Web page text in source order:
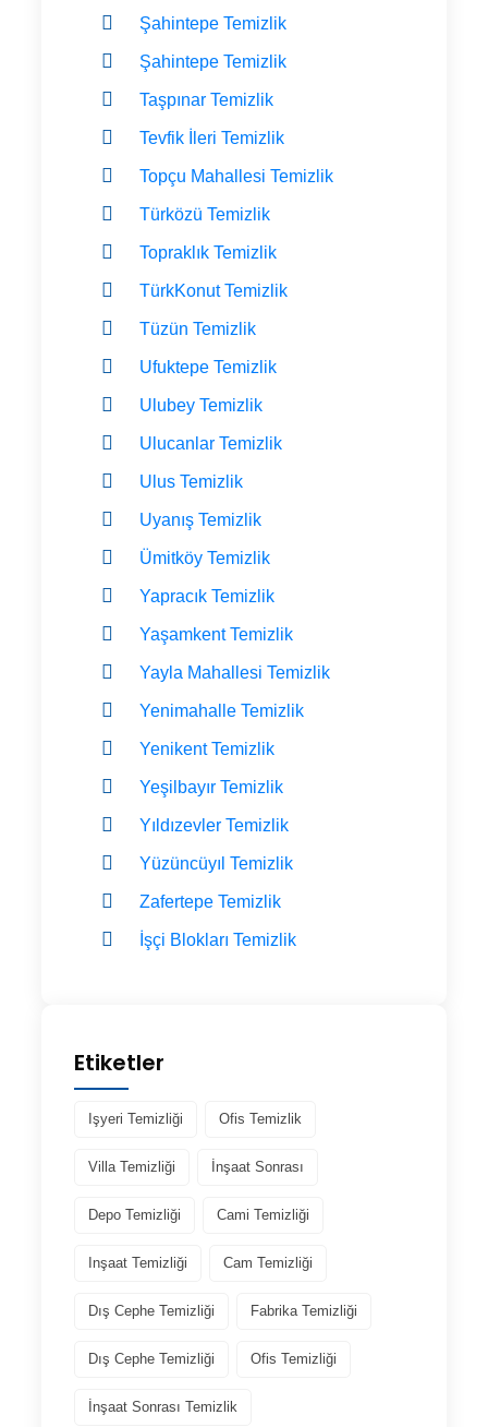
Şahintepe Temizlik
Şahintepe Temizlik
Taşpınar Temizlik
Tevfik İleri Temizlik
Topçu Mahallesi Temizlik
Türközü Temizlik
Topraklık Temizlik
TürkKonut Temizlik
Tüzün Temizlik
Ufuktepe Temizlik
Ulubey Temizlik
Ulucanlar Temizlik
Ulus Temizlik
Uyanış Temizlik
Ümitköy Temizlik
Yapracık Temizlik
Yaşamkent Temizlik
Yayla Mahallesi Temizlik
Yenimahalle Temizlik
Yenikent Temizlik
Yeşilbayır Temizlik
Yıldızevler Temizlik
Yüzüncüyıl Temizlik
Zafertepe Temizlik
İşçi Blokları Temizlik
Etiketler
Işyeri Temizliği Ofis Temizlik
Villa Temizliği İnşaat Sonrası
Depo Temizliği Cami Temizliği
Inşaat Temizliği Cam Temizliği
Dış Cephe Temizliği Fabrika Temizliği
Dış Cephe Temizliği Ofis Temizliği
İnşaat Sonrası Temizlik